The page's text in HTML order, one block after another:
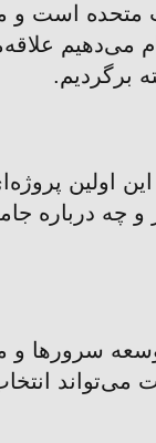
تأسیس شد. مقر ما در ایالات
می‌دهیم
برگردیم.
این اولین
و چه درباره
سرورها و
می‌تواند